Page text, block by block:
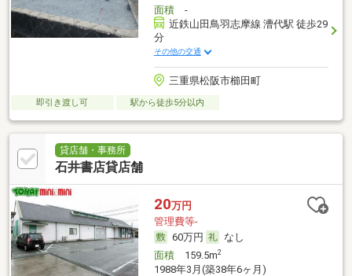
面積-
近鉄山田鳥羽志摩線 漕代駅 徒歩29
分
その他の交通
三重県松阪市櫛田町
即引き渡し可 駅から徒歩5分以内
貸店舗・事務所
石井書店貸店舗
20万円
管理費等-
60万円
なし
面積159.5m2
1988年3月(築38年6ヶ月)